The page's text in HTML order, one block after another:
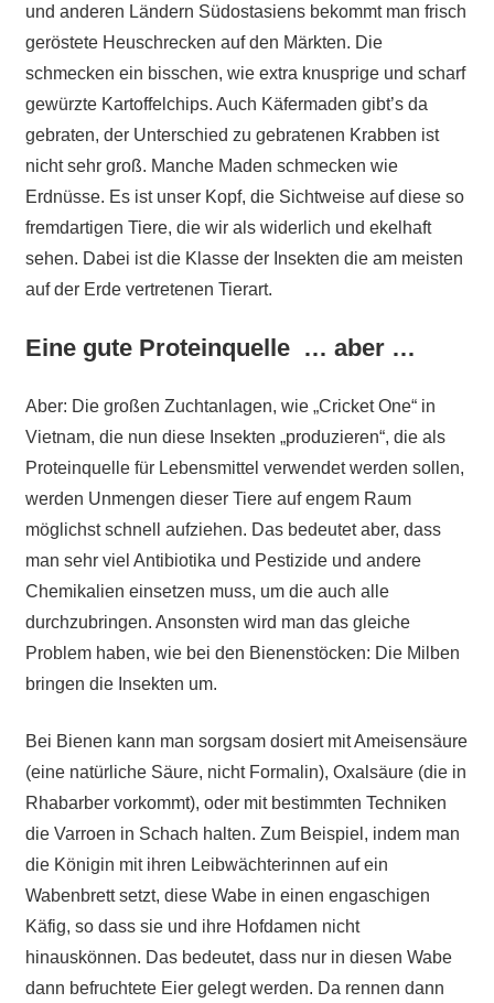
und anderen Ländern Südostasiens bekommt man frisch
geröstete Heuschrecken auf den Märkten. Die
schmecken ein bisschen, wie extra knusprige und scharf
gewürzte Kartoffelchips. Auch Käfermaden gibt’s da
gebraten, der Unterschied zu gebratenen Krabben ist
nicht sehr groß. Manche Maden schmecken wie
Erdnüsse. Es ist unser Kopf, die Sichtweise auf diese so
fremdartigen Tiere, die wir als widerlich und ekelhaft
sehen. Dabei ist die Klasse der Insekten die am meisten
auf der Erde vertretenen Tierart.
Eine gute Proteinquelle … aber …
Aber: Die großen Zuchtanlagen, wie „Cricket One“ in
Vietnam, die nun diese Insekten „produzieren“, die als
Proteinquelle für Lebensmittel verwendet werden sollen,
werden Unmengen dieser Tiere auf engem Raum
möglichst schnell aufziehen. Das bedeutet aber, dass
man sehr viel Antibiotika und Pestizide und andere
Chemikalien einsetzen muss, um die auch alle
durchzubringen. Ansonsten wird man das gleiche
Problem haben, wie bei den Bienenstöcken: Die Milben
bringen die Insekten um.
Bei Bienen kann man sorgsam dosiert mit Ameisensäure
(eine natürliche Säure, nicht Formalin), Oxalsäure (die in
Rhabarber vorkommt), oder mit bestimmten Techniken
die Varroen in Schach halten. Zum Beispiel, indem man
die Königin mit ihren Leibwächterinnen auf ein
Wabenbrett setzt, diese Wabe in einen engaschigen
Käfig, so dass sie und ihre Hofdamen nicht
hinauskönnen. Das bedeutet, dass nur in diesen Wabe
dann befruchtete Eier gelegt werden. Da rennen dann